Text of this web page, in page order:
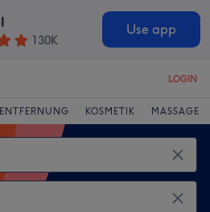
130K
Use app
LOGIN
KOSMETIK MASSAGE